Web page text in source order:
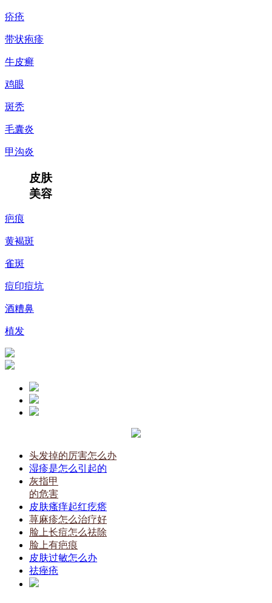
疥疮
带状疱疹
牛皮癣
鸡眼
斑秃
毛囊炎
甲沟炎
皮肤
美容
疤痕
黄褐斑
雀斑
痘印痘坑
酒糟鼻
植发
头发掉的厉害怎么办
湿疹是怎么引起的
灰指甲
的危害
皮肤瘙痒起红疙瘩
荨麻疹怎么治疗好
脸上长痘怎么祛除
脸上有疤痕
皮肤过敏怎么办
祛痤疮